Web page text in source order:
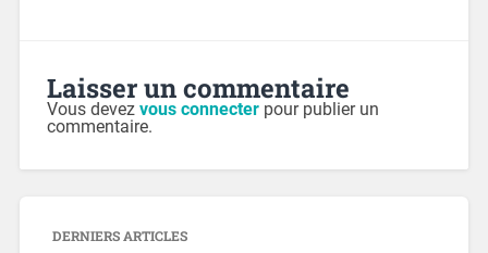
Laisser un commentaire
Vous devez vous connecterpour publier un
commentaire.
DERNIERS ARTICLES